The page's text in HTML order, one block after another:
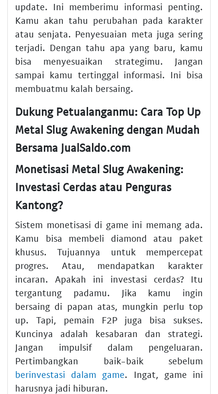
update. Ini memberimu informasi penting.
Kamu akan tahu perubahan pada karakter
atau senjata. Penyesuaian meta juga sering
terjadi. Dengan tahu apa yang baru, kamu
bisa menyesuaikan strategimu. Jangan
sampai kamu tertinggal informasi. Ini bisa
membuatmu kalah bersaing.
Dukung Petualanganmu: Cara Top Up
Metal Slug Awakening dengan Mudah
Bersama JualSaldo.com
Monetisasi Metal Slug Awakening:
Investasi Cerdas atau Penguras
Kantong?
Sistem monetisasi di game ini memang ada.
Kamu bisa membeli diamond atau paket
khusus. Tujuannya untuk mempercepat
progres. Atau, mendapatkan karakter
incaran. Apakah ini investasi cerdas? Itu
tergantung padamu. Jika kamu ingin
bersaing di papan atas, mungkin perlu top
up. Tapi, pemain F2P juga bisa sukses.
Kuncinya adalah kesabaran dan strategi.
Jangan impulsif dalam pengeluaran.
Pertimbangkan baik-baik sebelum
berinvestasi dalam game. Ingat, game ini
harusnya jadi hiburan.